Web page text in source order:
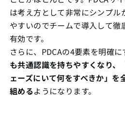
は考え方として非常にシンプル
やすいのでチームで導入して徹
有効です。
さらに、PDCAの4要素を明確に
も共通認識を持ちやすくなり、
ェーズにいて何をすべきか」を
組めるようになります。